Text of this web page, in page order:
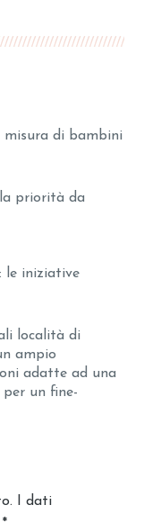
misura di bambini
priorità da
le iniziative
località di
ampio
adatte ad una
un fine-
I dati
*